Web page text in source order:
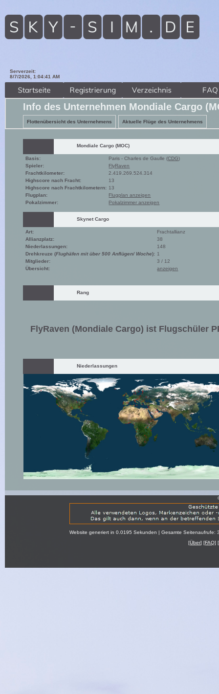
Serverzeit:
8/7/2026, 1:04:43 AM
Info des Unternehmen Mondiale Cargo
Flottenübersicht des Unternehmens Aktuelle Flüge des Unternehmens
Mondiale Cargo (MOC)
Basis: Paris - Charles de Gaulle (CDG)
Spieler:
FlyRaven
Frachtkilometer:
2.419.269.524.314
Highscore nach Fracht:
13
Highscore nach Frachtkilometern: 13
Flugplan:
Flugplan anzeigen
Pokalzimmer:
Pokalzimmer anzeigen
Skynet Cargo
Art:
Frachtallianz
Allianzplatz:
38
Niederlassungen:
148
Drehkreuze (Flughäfen mit über 500 Anflügen/ Woche): 1
Mitglieder:
3 / 12
Übersicht:
anzeigen
Rang
FlyRaven (Mondiale Cargo) ist Flugschüler
Niederlassungen
Website generiert in 0.0195 Sekunden | Gesamte
[Über] [FAQ] [